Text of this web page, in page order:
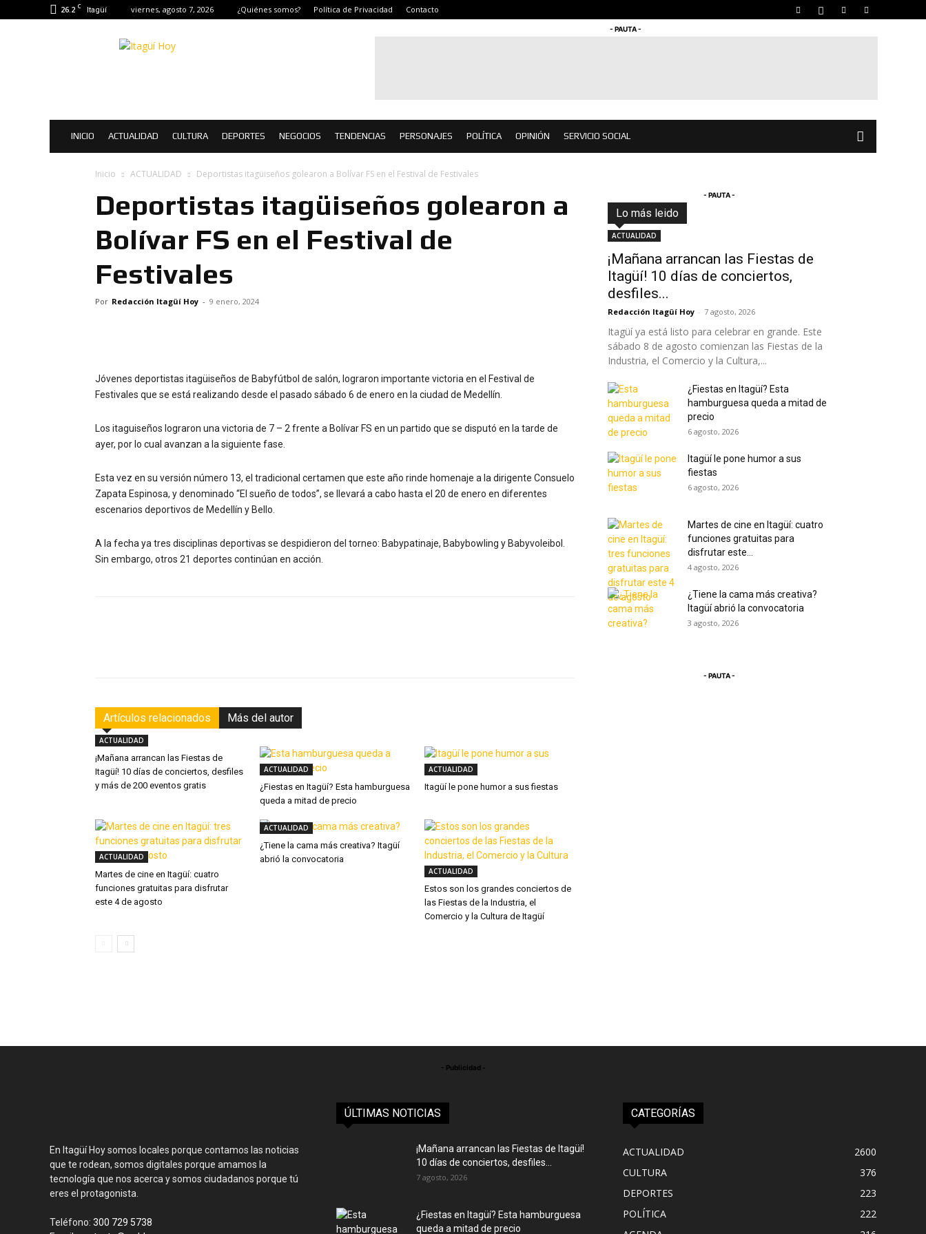
26.2 C Itagüí viernes, agosto 7, 2026 ¿Quiénes somos? Política de Privacidad Contacto
Itagüí
- PAUTA -
INICIO ACTUALIDAD CULTURA DEPORTES NEGOCIOS TENDENCIAS PERSONAJES POLÍTICA OPINIÓN SERVICIO SOCIAL
Inicio ACTUALIDAD Deportistas itagüiseños golearon a Bolívar FS en el Festival de Festivales
Deportistas itagüiseños golearon a
Bolívar FS en el Festival de
Festivales
Por Redacción Itagüí Hoy - 9 enero, 2024
Jóvenes deportistas itagüiseños de Babyfútbol de salón, lograron importante victoria en el Festival de
Festivales que se está realizando desde el pasado sábado 6 de enero en la ciudad de Medellín.
Los itaguiseños lograron una victoria de 7 – 2 frente a Bolívar FS en un partido que se disputó en la tarde de
ayer, por lo cual avanzan a la siguiente fase.
Esta vez en su versión número 13, el tradicional certamen que este año rinde homenaje a la dirigente Consuelo
Zapata Espinosa, y denominado “El sueño de todos”, se llevará a cabo hasta el 20 de enero en diferentes
escenarios deportivos de Medellín y Bello.
A la fecha ya tres disciplinas deportivas se despidieron del torneo: Babypatinaje, Babybowling y Babyvoleibol.
Sin embargo, otros 21 deportes continúan en acción.
Artículos relacionados Más del autor
ACTUALIDAD
¡Mañana arrancan las Fiestas de
Itagüí! 10 días de conciertos, desfiles
y más de 200 eventos gratis
ACTUALIDAD
¿Fiestas en Itagüí? Esta hamburguesa
queda a mitad de precio
ACTUALIDAD
Itagüí le pone humor a sus fiestas
ACTUALIDAD
Martes de cine en Itagüí: cuatro
funciones gratuitas para disfrutar
este 4 de agosto
ACTUALIDAD
¿Tiene la cama más creativa? Itagüí
abrió la convocatoria
ACTUALIDAD
Estos son los grandes conciertos de
las Fiestas de la Industria, el
Comercio y la Cultura de Itagüí
- PAUTA -
Lo más leidoTodo
ACTUALIDAD
¡Mañana arrancan las Fiestas de
Itagüí! 10 días de conciertos,
desfiles...
Redacción Itagüí Hoy - 7 agosto, 2026
Itagüí ya está listo para celebrar en grande. Este
sábado 8 de agosto comienzan las Fiestas de la
Industria, el Comercio y la Cultura,...
¿Fiestas en Itagüí? Esta
hamburguesa queda a mitad de
precio
6 agosto, 2026
Itagüí le pone humor a sus
fiestas
6 agosto, 2026
Martes de cine en Itagüí: cuatro
funciones gratuitas para
disfrutar este...
4 agosto, 2026
¿Tiene la cama más creativa?
Itagüí abrió la convocatoria
3 agosto, 2026
- PAUTA -
- Publicidad -
En Itagüí Hoy somos locales porque contamos las noticias
que te rodean, somos digitales porque amamos la
tecnología que nos acerca y somos ciudadanos porque tú
eres el protagonista.
Teléfono: 300 729 5738
ÚLTIMAS NOTICIAS
¡Mañana arrancan las Fiestas de Itagüí!
10 días de conciertos, desfiles...
7 agosto, 2026
¿Fiestas en Itagüí? Esta hamburguesa
queda a mitad de precio
CATEGORÍAS
ACTUALIDAD
2600
CULTURA
376
DEPORTES
223
POLÍTICA
222